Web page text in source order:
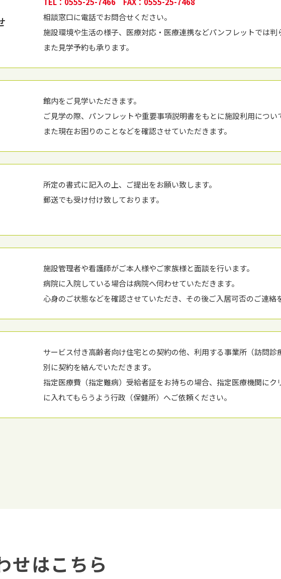
相談窓⼝に電話でお問合せください。
施設環境や⽣活の様⼦、医療対応・医療連携などパンフレットでは
また⾒学予約も承ります。
館内をご⾒学いただきます。
ご⾒学の際、パンフレットや重要事項説明書をもとに施設利⽤につい
また現在お困りのことなどを確認させていただきます。
所定の書式に記⼊の上、ご提出をお願い致します。
郵送でも受け付け致しております。
施設管理者や看護師がご本⼈様やご家族様と⾯談を⾏います。
病院に⼊院している場合は病院へ伺わせていただきます。
⼼⾝のご状態などを確認させていただき、その後ご⼊居可否のご連絡
サービス付き⾼齢者向け住宅との契約の他、利⽤する事業所（訪問
別に契約を結んでいただきます。
指定医療費（指定難病）受給者証をお持ちの場合、指定医療機関に
に⼊れてもらうよう⾏政（保健所）へご依頼ください。
せはこちら